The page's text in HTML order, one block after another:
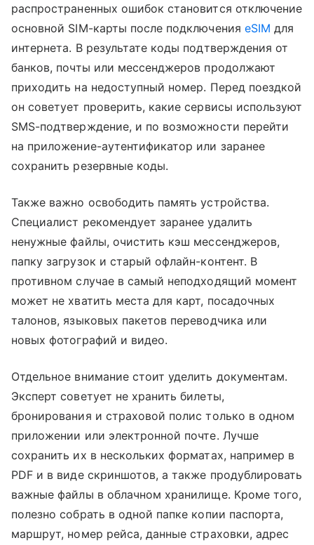
распространенных ошибок становится отключение
основной SIM-карты после подключения eSIM для
интернета. В результате коды подтверждения от
банков, почты или мессенджеров продолжают
приходить на недоступный номер. Перед поездкой
он советует проверить, какие сервисы используют
SMS-подтверждение, и по возможности перейти
на приложение-аутентификатор или заранее
сохранить резервные коды.
Также важно освободить память устройства.
Специалист рекомендует заранее удалить
ненужные файлы, очистить кэш мессенджеров,
папку загрузок и старый офлайн-контент. В
противном случае в самый неподходящий момент
может не хватить места для карт, посадочных
талонов, языковых пакетов переводчика или
новых фотографий и видео.
Отдельное внимание стоит уделить документам.
Эксперт советует не хранить билеты,
бронирования и страховой полис только в одном
приложении или электронной почте. Лучше
сохранить их в нескольких форматах, например в
PDF и в виде скриншотов, а также продублировать
важные файлы в облачном хранилище. Кроме того,
полезно собрать в одной папке копии паспорта,
маршрут, номер рейса, данные страховки, адрес